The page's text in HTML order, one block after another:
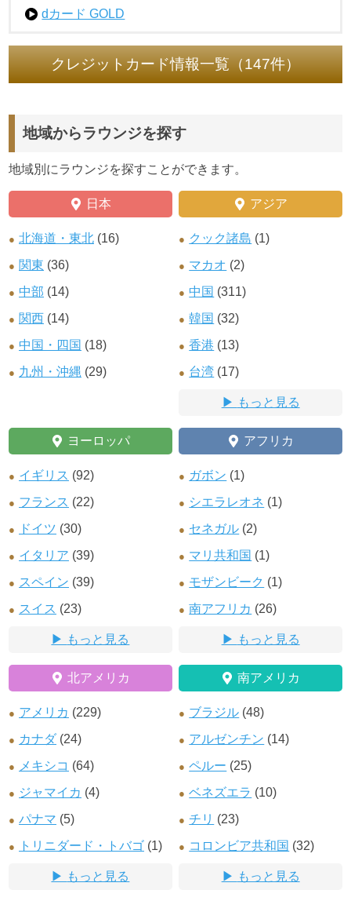
dカード GOLD
クレジットカード情報一覧（147件）
地域からラウンジを探す
地域別にラウンジを探すことができます。
日本
北海道・東北 (16)
関東 (36)
中部 (14)
関西 (14)
中国・四国 (18)
九州・沖縄 (29)
アジア
クック諸島 (1)
マカオ (2)
中国 (311)
韓国 (32)
香港 (13)
台湾 (17)
もっと見る
ヨーロッパ
イギリス (92)
フランス (22)
ドイツ (30)
イタリア (39)
スペイン (39)
スイス (23)
もっと見る
アフリカ
ガボン (1)
シエラレオネ (1)
セネガル (2)
マリ共和国 (1)
モザンビーク (1)
南アフリカ (26)
もっと見る
北アメリカ
アメリカ (229)
カナダ(24)
メキシコ (64)
ジャマイカ (4)
パナマ (5)
トリニダード・トバゴ (1)
もっと見る
南アメリカ
ブラジル (48)
アルゼンチン (14)
ペルー (25)
ベネズエラ (10)
チリ (23)
コロンビア共和国 (32)
もっと見る